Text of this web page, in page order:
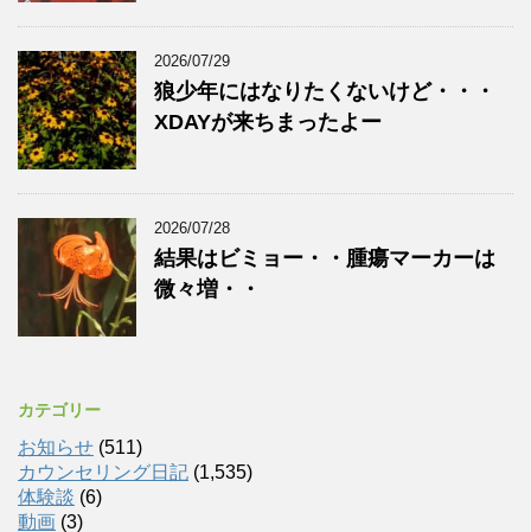
2026/07/29
狼少年にはなりたくないけど・・・
XDAYが来ちまったよー
2026/07/28
結果はビミョー・・腫瘍マーカーは
微々増・・
カテゴリー
お知らせ (511)
カウンセリング日記 (1,535)
体験談 (6)
動画 (3)